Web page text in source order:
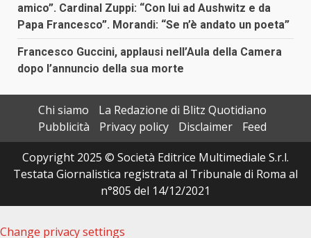
amico”. Cardinal Zuppi: “Con lui ad Aushwitz e da
Papa Francesco”. Morandi: “Se n’è andato un poeta”
Francesco Guccini, applausi nell’Aula della Camera
dopo l’annuncio della sua morte
Chi siamo
La Redazione di Blitz Quotidiano
Pubblicità
Privacy policy Disclaimer
Feed
Copyright 2025 © Società Editrice Multimediale S.r.l.
Testata Giornalistica registrata al Tribunale di Roma al
n°805 del 14/12/2021
Change privacy settings